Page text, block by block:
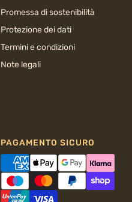
Promessa di sostenibilità
Protezione dei dati
Termini e condizioni
Note legali
PAGAMENTO SICURO